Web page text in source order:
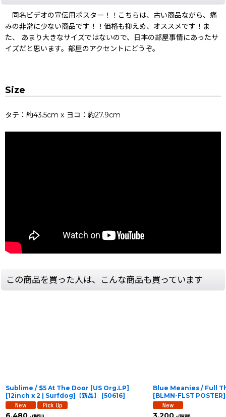
同名ビデオの宣伝用ポスター！！こちらは、古い商品ながら、痛
みの非常に少ない商品です！！価格も抑えめ、オススメです！ま
た、 あまり大きなサイズではないので、日本の部屋事情にあったサ
イズだと思います。部屋のアクセントにどうぞ。
Size
タテ：約43.5cm x ヨコ：約27.9cm
この商品を買った人は、こんな商品も買っています
Sublime / $5 At The Door [US Org.LP]
[12inch x 2 | Surfdog]【新品】
[50616]
Blue Meanies / Full
[BLMN-FLST POSTER]